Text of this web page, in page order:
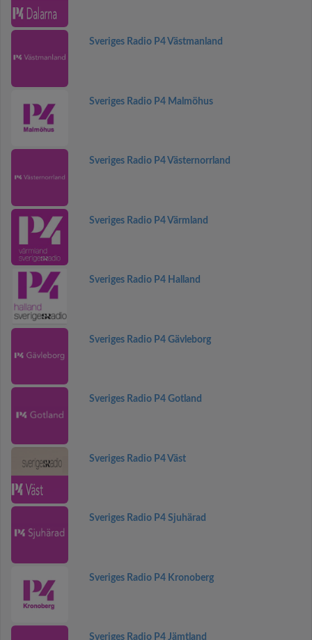
Sveriges Radio P4 Västmanland
Sveriges Radio P4 Malmöhus
Sveriges Radio P4 Västernorrland
Sveriges Radio P4 Värmland
Sveriges Radio P4 Halland
Sveriges Radio P4 Gävleborg
Sveriges Radio P4 Gotland
Sveriges Radio P4 Väst
Sveriges Radio P4 Sjuhärad
Sveriges Radio P4 Kronoberg
Sveriges Radio P4 Jämtland